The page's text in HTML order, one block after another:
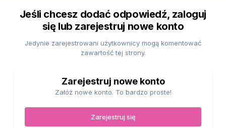
Jeśli chcesz dodać odpowiedź, zaloguj
się lub zarejestruj nowe konto
Jedynie zarejestrowani użytkownicy mogą komentować
zawartość tej strony.
Zarejestruj nowe konto
Załóż nowe konto. To bardzo proste!
Zarejestruj się